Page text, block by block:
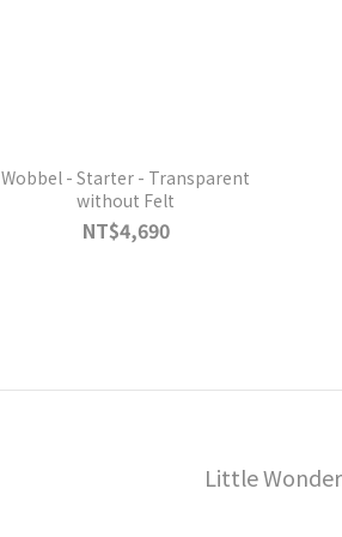
Wobbel - Starter - Transparent
without Felt
NT$4,690
Little